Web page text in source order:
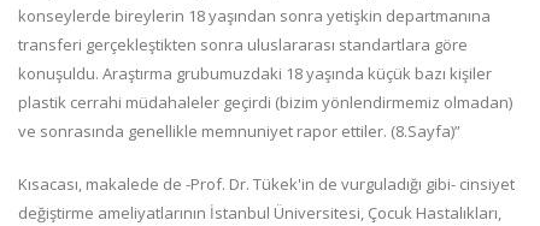
konseylerde bireylerin 18 yaşından sonra yetişkin departmanına
transferi gerçekleştikten sonra uluslararası standartlara göre
konuşuldu. Araştırma grubumuzdaki 18 yaşında küçük bazı kişiler
plastik cerrahi müdahaleler geçirdi (bizim yönlendirmemiz olmadan)
ve sonrasında genellikle memnuniyet rapor ettiler. (8.Sayfa)”
Kısacası, makalede de -Prof. Dr. Tükek'in de vurguladığı gibi- cinsiyet
değiştirme ameliyatlarının İstanbul Üniversitesi, Çocuk Hastalıkları,